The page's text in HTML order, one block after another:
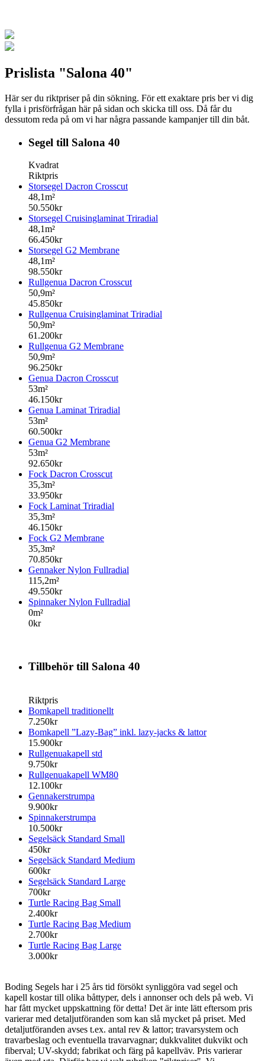
Prislista "Salona 40"
Här ser du riktpriser på din sökning. För ett exaktare pris ber vi dig
fylla i prisförfrågan här på sidan och skicka till oss. Då får du
dessutom reda på om vi har några passande kampanjer till din båt.
Segel till Salona 40
Kvadrat
Riktpris
Storsegel Dacron Crosscut
48,1m²
50.550kr
Storsegel Cruisinglaminat Triradial
48,1m²
66.450kr
Storsegel G2 Membrane
48,1m²
98.550kr
Rullgenua Dacron Crosscut
50,9m²
45.850kr
Rullgenua Cruisinglaminat Triradial
50,9m²
61.200kr
Rullgenua G2 Membrane
50,9m²
96.250kr
Genua Dacron Crosscut
53m²
46.150kr
Genua Laminat Triradial
53m²
60.500kr
Genua G2 Membrane
53m²
92.650kr
Fock Dacron Crosscut
35,3m²
33.950kr
Fock Laminat Triradial
35,3m²
46.150kr
Fock G2 Membrane
35,3m²
70.850kr
Gennaker Nylon Fullradial
115,2m²
49.550kr
Spinnaker Nylon Fullradial
0m²
0kr
Tillbehör till Salona 40
Riktpris
Bomkapell traditionellt
7.250kr
Bomkapell ”Lazy-Bag” inkl. lazy-jacks & lattor
15.900kr
Rullgenuakapell std
9.750kr
Rullgenuakapell WM80
12.100kr
Gennakerstrumpa
9.900kr
Spinnakerstrumpa
10.500kr
Segelsäck Standard Small
450kr
Segelsäck Standard Medium
600kr
Segelsäck Standard Large
700kr
Turtle Racing Bag Small
2.400kr
Turtle Racing Bag Medium
2.700kr
Turtle Racing Bag Large
3.000kr
Boding Segels har i 25 års tid försökt synliggöra vad segel och
kapell kostar till olika båttyper, dels i annonser och dels på web. Vi
har fått mycket uppskattning för detta! Det är inte lätt eftersom pris
varierar med detaljutföranden som kan slå mycket på priset. Med
detaljutföranden avses t.ex. antal rev & lattor; travarsystem och
travarbeslag och eventuella travarvagnar; dukkvalitet dukvikt och
fiberval; UV-skydd; fabrikat och färg på kapellväv. Pris varierar